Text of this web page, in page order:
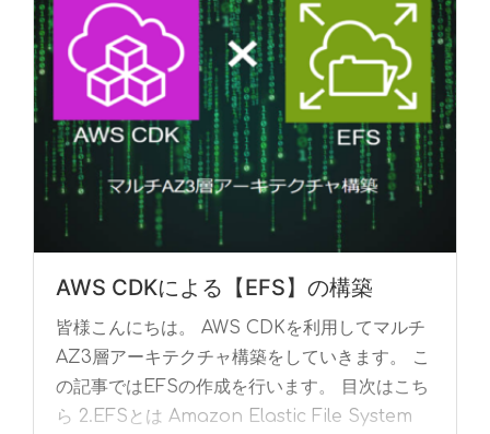
AWS CDKによる【EFS】の構築
皆様こんにちは。 AWS CDKを利用してマルチ
AZ3層アーキテクチャ構築をしていきます。 こ
の記事ではEFSの作成を行います。 目次はこち
ら 2.EFSとは Amazon Elastic File System